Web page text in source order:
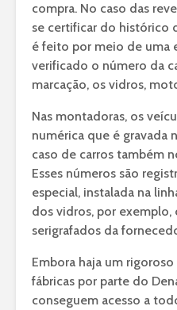
compra. No caso das
se certificar do histórico
é feito por meio de uma
verificado o número da
marcação, os vidros,
Nas montadoras, os
numérica que é gravada
caso de carros também
Esses números são
especial, instalada na
dos vidros, por exemplo,
serigrafados da
Embora haja um
fábricas por parte do
conseguem acesso a